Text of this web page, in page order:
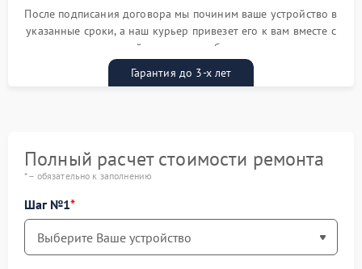
После подписания договора мы починим ваше устройство в
указанные сроки, а наш курьер привезет его к вам вместе с
гарантийным талоном бесплатно
Гарантия до 3-х лет
Полный расчет стоимости ремонта
* – обязательно к заполнению
Шаг №1